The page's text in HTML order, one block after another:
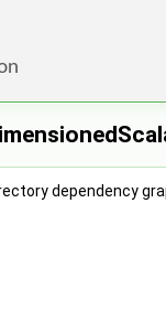
Foundation
dependency